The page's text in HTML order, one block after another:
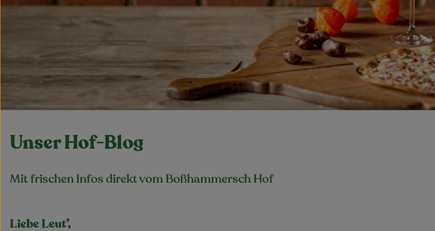
Unser Hof-Blog
Mit frischen Infos direkt vom Boßhammersch Hof
Liebe Leut’,